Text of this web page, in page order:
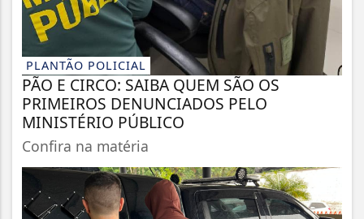
PLANTÃO POLICIAL
PÃO E CIRCO: SAIBA QUEM SÃO OS
PRIMEIROS DENUNCIADOS PELO
MINISTÉRIO PÚBLICO
Confira na matéria